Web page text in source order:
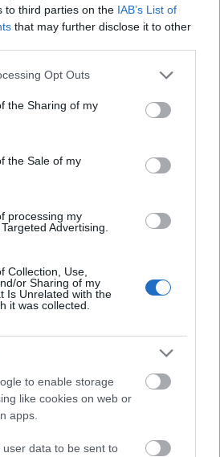
to third parties on the IAB’s List of
that may further disclose it to other
app uses one or more Google
usage behaviour. You may click to
Google and its third-party tags to
specified purposes in below Google
Opt Outs
the Sharing of my
the Sale of my
processing my
Advertising.
Collection, Use,
or Sharing of my
Is Unrelated with the
it was collected.
to enable storage
like cookies on web or
apps.
user data to be sent to
στο Google News
και μάθετε